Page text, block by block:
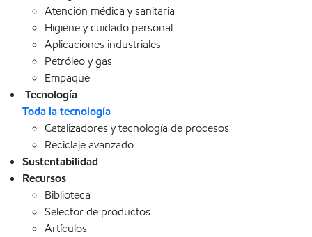
Atención médica y sanitaria
Higiene y cuidado personal
Aplicaciones industriales
Petróleo y gas
Empaque
Tecnología
Toda la tecnología
Catalizadores y tecnología de procesos
Reciclaje avanzado
Sustentabilidad
Recursos
Biblioteca
Selector de productos
Artículos